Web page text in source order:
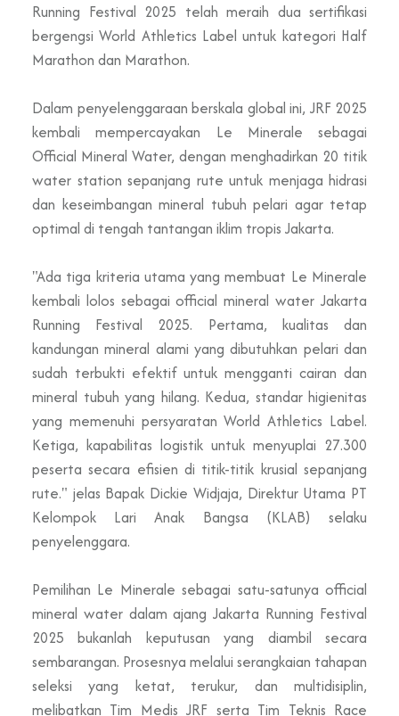
Running Festival 2025 telah meraih dua sertifikasi
bergengsi World Athletics Label untuk kategori Half
Marathon dan Marathon.
Dalam penyelenggaraan berskala global ini, JRF 2025
kembali mempercayakan Le Minerale sebagai
Official Mineral Water, dengan menghadirkan 20 titik
water station sepanjang rute untuk menjaga hidrasi
dan keseimbangan mineral tubuh pelari agar tetap
optimal di tengah tantangan iklim tropis Jakarta.
"Ada tiga kriteria utama yang membuat Le Minerale
kembali lolos sebagai official mineral water Jakarta
Running Festival 2025. Pertama, kualitas dan
kandungan mineral alami yang dibutuhkan pelari dan
sudah terbukti efektif untuk mengganti cairan dan
mineral tubuh yang hilang. Kedua, standar higienitas
yang memenuhi persyaratan World Athletics Label.
Ketiga, kapabilitas logistik untuk menyuplai 27.300
peserta secara efisien di titik-titik krusial sepanjang
rute." jelas Bapak Dickie Widjaja, Direktur Utama PT
Kelompok Lari Anak Bangsa (KLAB) selaku
penyelenggara.
Pemilihan Le Minerale sebagai satu-satunya official
mineral water dalam ajang Jakarta Running Festival
2025 bukanlah keputusan yang diambil secara
sembarangan. Prosesnya melalui serangkaian tahapan
seleksi yang ketat, terukur, dan multidisiplin,
melibatkan Tim Medis JRF serta Tim Teknis Race